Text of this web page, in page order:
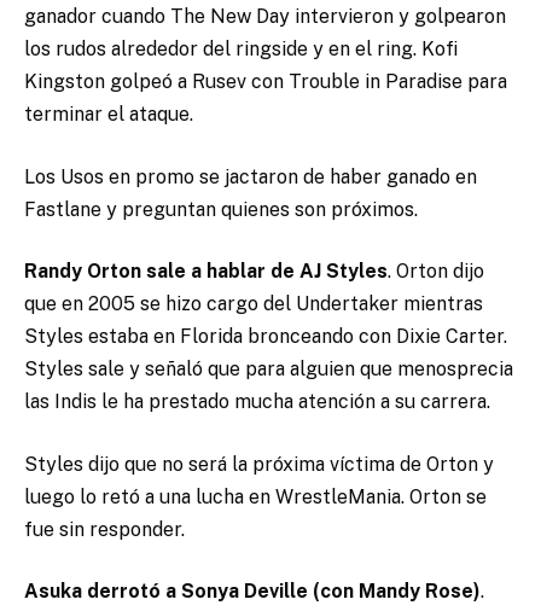
ganador cuando The New Day intervieron y golpearon
los rudos alrededor del ringside y en el ring. Kofi
Kingston golpeó a Rusev con Trouble in Paradise para
terminar el ataque.
Los Usos en promo se jactaron de haber ganado en
Fastlane y preguntan quienes son próximos.
Randy Orton sale a hablar de AJ Styles. Orton dijo
que en 2005 se hizo cargo del Undertaker mientras
Styles estaba en Florida bronceando con Dixie Carter.
Styles sale y señaló que para alguien que menosprecia
las Indis le ha prestado mucha atención a su carrera.
Styles dijo que no será la próxima víctima de Orton y
luego lo retó a una lucha en WrestleMania. Orton se
fue sin responder.
Asuka derrotó a Sonya Deville (con Mandy Rose).